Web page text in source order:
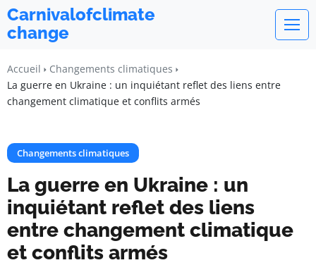
Carnivalofclimate
change
Accueil
Changements climatiques
La guerre en Ukraine : un inquiétant reflet des liens entre
changement climatique et conflits armés
Changements climatiques
La guerre en Ukraine : un
inquiétant reflet des liens
entre changement climatique
et conflits armés